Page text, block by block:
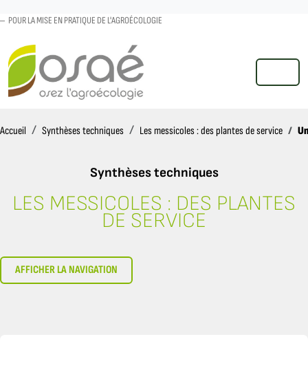
POUR LA MISE EN PRATIQUE DE L'AGROÉCOLOGIE
MENU
Accueil AccueilSynthèses techniques Les messicoles : des plantes de service
Synthèses techniques
UNE RESSOURCE GÉNÉTIQUE
LES MESSICOLES : DES PLANTES
DE SERVICE
AFFICHER LA NAVIGATION